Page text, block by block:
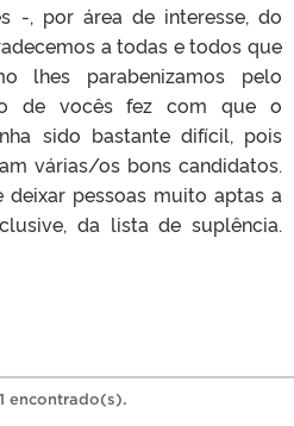
-, por área de interesse, do
a todas e todos que
lhes parabenizamos pelo
de vocês fez com que o
sido bastante difícil, pois
várias/os bons candidatos.
deixar pessoas muito aptas a
da lista de suplência.
encontrado(s).